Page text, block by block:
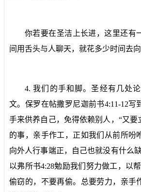
你若要在圣洁上长进，这里还有
间用舌头与人聊天，就花多少时间去向
4.我们的手和脚。圣经有几处
文。保罗在帖撒罗尼迦前书4:11-12写
手来供养自己，免得依赖别人，“又要
的事，亲手作工，正如我们从前所吩
向外人行事端正，自己也就没有什么
以弗所书4:28勉励我们努力做工，以
偷窃的，不要再偷。总要劳力，亲手